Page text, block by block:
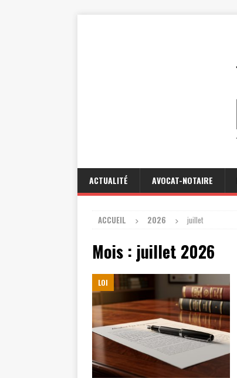
ACTUALITÉ AVOCAT-NOTAIRE
ACCUEIL 2026 juillet
Mois : juillet 2026
LOI